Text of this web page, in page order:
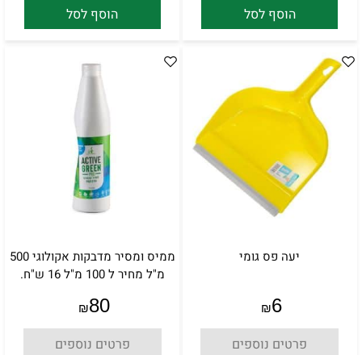
הוסף לסל הוסף לסל
יעה פס גומי
₪6
פרטים נוספים
ממיס ומסיר מדבקות אקולוגי 500
מ"ל מחיר ל 100 מ"ל 16 ש"ח.
₪80
פרטים נוספים